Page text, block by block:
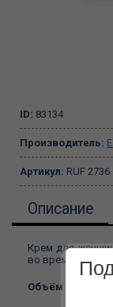
ID: 83134
Производитель:
Артикул: RUF 2736
Описание
Крем для
во время
Объём 30 мл.